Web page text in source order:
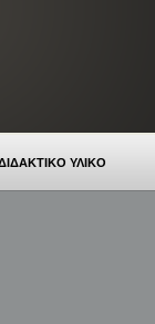
ΥΛΙΚΟ